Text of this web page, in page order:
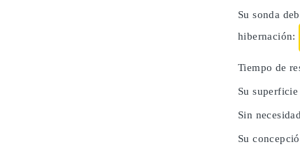
Su sonda
hibernación:
Tiempo de
Su
Sin
Su